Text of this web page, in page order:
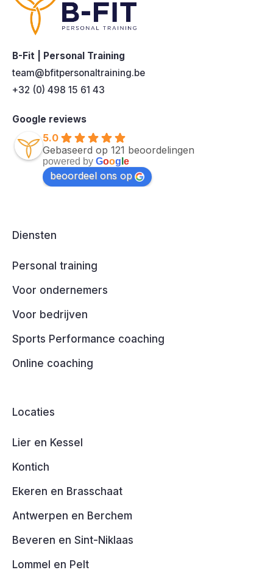
B-Fit | Personal Training
team@bfitpersonaltraining.be
+32 (0) 498 15 61 43
Google reviews
5.0
Gebaseerd op 121 beoordelingen
powered by Goog e
beoordeel ons op
Diensten
Personal training
Voor ondernemers
Voor bedrijven
Sports Performance coaching
Online coaching
Locaties
Lier en Kessel
Kontich
Ekeren en Brasschaat
Antwerpen en Berchem
Beveren en Sint-Niklaas
Lommel en Pelt